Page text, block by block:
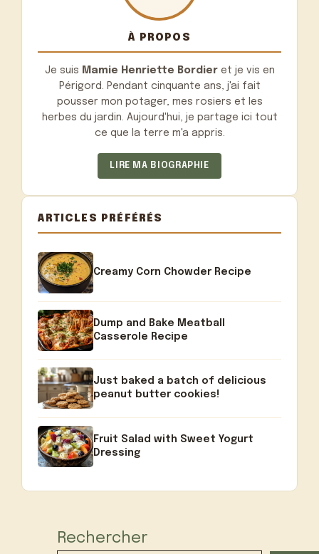
À PROPOS
Je suis Mamie Henriette Bordieret je vis en
Périgord. Pendant cinquante ans, j'ai fait
pousser mon potager, mes rosiers et les
herbes du jardin. Aujourd'hui, je partage ici tout
ce que la terre m'a appris.
LIRE MA BIOGRAPHIE
ARTICLES PRÉFÉRÉS
Creamy Corn Chowder Recipe
Dump and Bake Meatball
Casserole Recipe
Just baked a batch of delicious
peanut butter cookies!
Fruit Salad with Sweet Yogurt
Dressing
Rechercher